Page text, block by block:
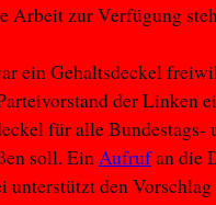
Arbeit zur Verfügung
ein Gehaltsdeckel
der Linken
für alle Bundestags-
soll. EinAufrufan die
unterstützt den